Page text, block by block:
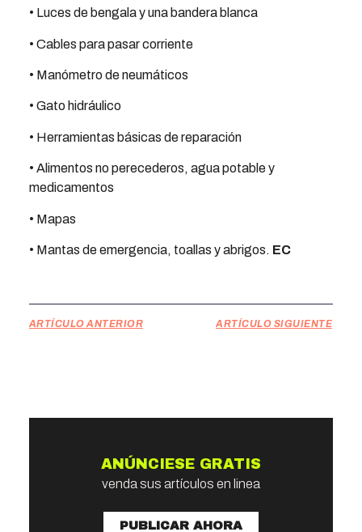
• Luces de bengala y una bandera blanca
• Cables para pasar corriente
• Manómetro de neumáticos
• Gato hidráulico
• Herramientas básicas de reparación
• Alimentos no perecederos, agua potable y
medicamentos
• Mapas
• Mantas de emergencia, toallas y abrigos. EC
ARTÍCULO ANTERIOR ARTÍCULO SIGUIENTE
ANÚNCIESE GRATIS
venda sus artículos en linea
PUBLICAR AHORA